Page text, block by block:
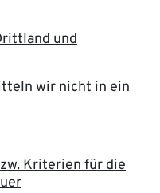
und
wir nicht in ein
Kriterien für die